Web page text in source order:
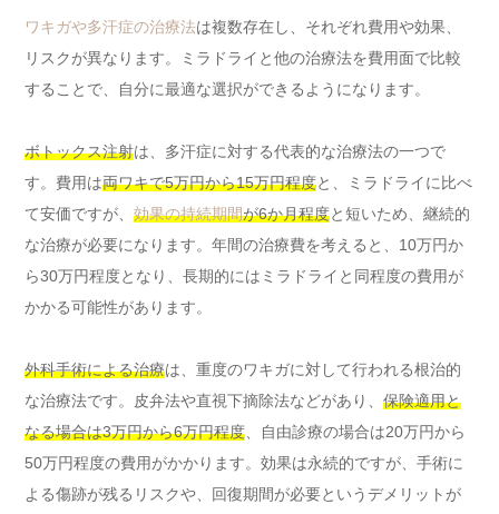
ワキガや多汗症の治療法は複数存在し、それぞれ費用や効果、
リスクが異なります。ミラドライと他の治療法を費用面で比較
することで、自分に最適な選択ができるようになります。
ボトックス注射は、多汗症に対する代表的な治療法の一つで
す。費用は両ワキで5万円から15万円程度と、ミラドライに比べ
て安価ですが、 効果の持続期間が6か月程度と短いため、継続的
な治療が必要になります。年間の治療費を考えると、10万円か
ら30万円程度となり、長期的にはミラドライと同程度の費用が
かかる可能性があります。
外科手術による治療は、重度のワキガに対して行われる根治的
な治療法です。皮弁法や直視下摘除法などがあり、 保険適用と
なる場合は3万円から6万円程度 、自由診療の場合は20万円から
50万円程度の費用がかかります。効果は永続的ですが、手術に
よる傷跡が残るリスクや、回復期間が必要というデメリットが